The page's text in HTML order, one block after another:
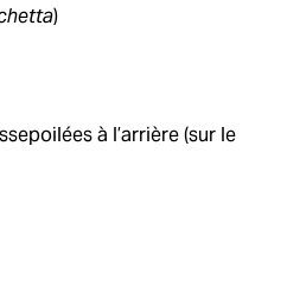
)
à l’arrière (sur le